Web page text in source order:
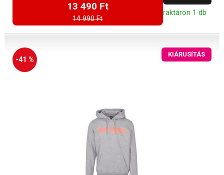
13 490 Ft
14 990 Ft
raktáron 1 db
-41 %
KIÁRUSÍTÁS